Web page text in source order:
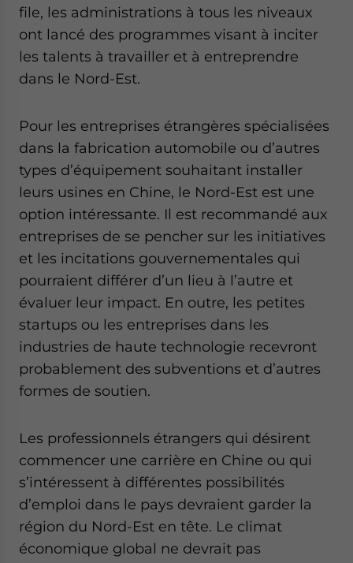
file, les administrations à tous les niveaux
ont lancé des programmes visant à inciter
les talents à travailler et à entreprendre
dans le Nord-Est.
Pour les entreprises étrangères spécialisées
dans la fabrication automobile ou d’autres
types d’équipement souhaitant installer
leurs usines en Chine, le Nord-Est est une
option intéressante. Il est recommandé aux
entreprises de se pencher sur les initiatives
et les incitations gouvernementales qui
pourraient différer d’un lieu à l’autre et
évaluer leur impact. En outre, les petites
startups ou les entreprises dans les
industries de haute technologie recevront
probablement des subventions et d’autres
formes de soutien.
Les professionnels étrangers qui désirent
commencer une carrière en Chine ou qui
s’intéressent à différentes possibilités
d’emploi dans le pays devraient garder la
région du Nord-Est en tête. Le climat
économique global ne devrait pas